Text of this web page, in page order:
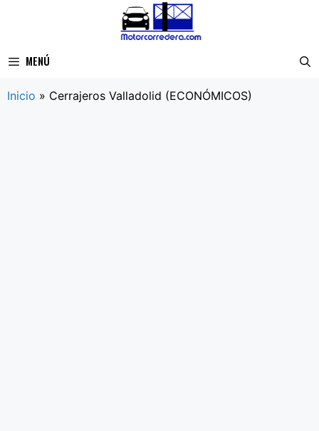
MENÚ
Inicio » Cerrajeros Valladolid (ECONÓMICOS)